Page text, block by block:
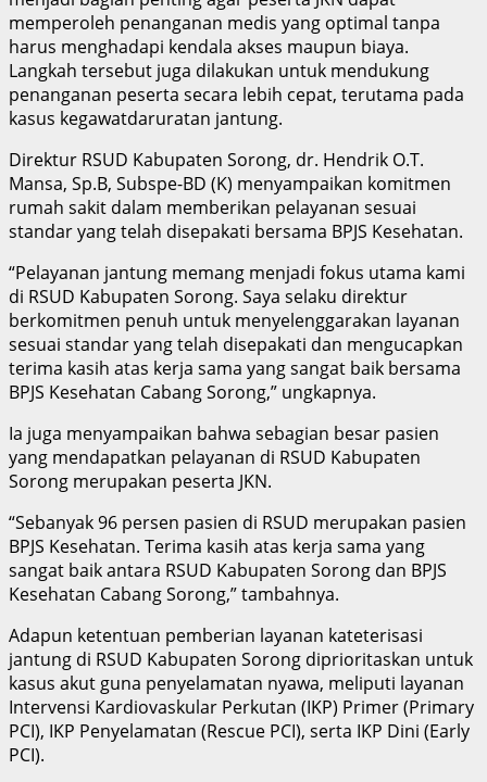
memperoleh penanganan medis yang optimal tanpa
harus menghadapi kendala akses maupun biaya.
Langkah tersebut juga dilakukan untuk mendukung
penanganan peserta secara lebih cepat, terutama pada
kasus kegawatdaruratan jantung.
Direktur RSUD Kabupaten Sorong, dr. Hendrik O.T.
Mansa, Sp.B, Subspe-BD (K) menyampaikan komitmen
rumah sakit dalam memberikan pelayanan sesuai
standar yang telah disepakati bersama BPJS Kesehatan.
“Pelayanan jantung memang menjadi fokus utama kami
di RSUD Kabupaten Sorong. Saya selaku direktur
berkomitmen penuh untuk menyelenggarakan layanan
sesuai standar yang telah disepakati dan mengucapkan
terima kasih atas kerja sama yang sangat baik bersama
BPJS Kesehatan Cabang Sorong,” ungkapnya.
Ia juga menyampaikan bahwa sebagian besar pasien
yang mendapatkan pelayanan di RSUD Kabupaten
Sorong merupakan peserta JKN.
“Sebanyak 96 persen pasien di RSUD merupakan pasien
BPJS Kesehatan. Terima kasih atas kerja sama yang
sangat baik antara RSUD Kabupaten Sorong dan BPJS
Kesehatan Cabang Sorong,” tambahnya.
Adapun ketentuan pemberian layanan kateterisasi
jantung di RSUD Kabupaten Sorong diprioritaskan untuk
kasus akut guna penyelamatan nyawa, meliputi layanan
Intervensi Kardiovaskular Perkutan (IKP) Primer (Primary
PCI), IKP Penyelamatan (Rescue PCI), serta IKP Dini (Early
PCI).